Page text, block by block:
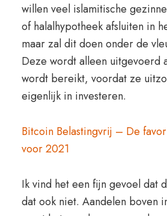
willen veel islamitische
of halalhypotheek afsluiten in
maar zal dit doen onder de
Deze wordt alleen uitgevoerd
wordt bereikt, voordat ze
eigenlijk in investeren.
Bitcoin Belastingvrij – De
voor 2021
Ik vind het een fijn gevoel dat
dat ook niet. Aandelen boven